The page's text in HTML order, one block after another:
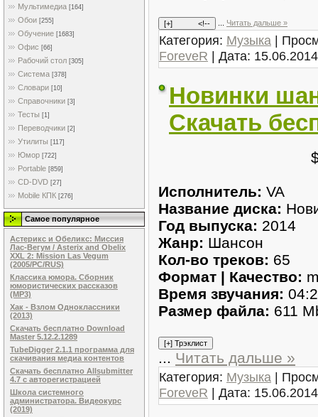
Мультимедиа [164]
Обои [255]
Обучение [1683]
Офис [66]
Рабочий стол [305]
Система [378]
Словари [10]
Справочники [3]
Тесты [1]
Переводчики [2]
Утилиты [117]
Юмор [722]
Portable [859]
CD-DVD [27]
Mobile КПК [276]
Самое популярное
Астерикс и Обеликс: Миссия
Лас-Вегум / Asterix and Obelix
XXL 2: Mission Las Vegum
(2005/PC/RUS)
Классика юмора. Сборник
юмористических рассказов
(MP3)
Хак - Взлом Одноклассники
(2013)
Скачать бесплатно Download
Master 5.12.2.1289
TubeDigger 2.1.1 программа для
скачивания медиа контентов
Скачать бесплатно Allsubmitter
4.7 с авторегистрацией
Школа системного
администратора. Видеокурс
(2019)
Читать дальше »
Категория: Музыка |
ForeveR | Дата: 15.06.2014
Новинки
Скачать
Исполнитель: VA
Название диска:
Год выпуска: 2014
Жанр: Шансон
Кол-во треков: 65
Формат | Качество:
Время звучания:
Размер файла: 611
... Читать дальше »
Категория: Музыка |
ForeveR | Дата: 15.06.2014